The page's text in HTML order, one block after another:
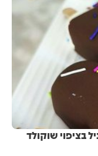
בציפוי שוקולד